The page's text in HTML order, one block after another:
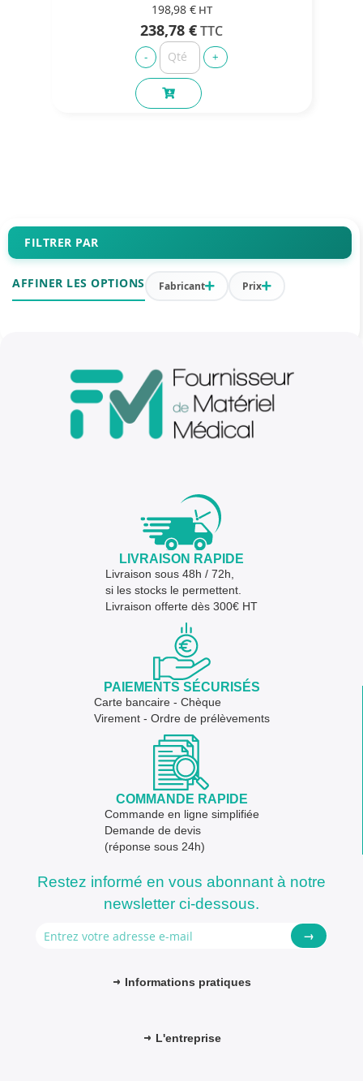
198,98 €
238,78 €
FILTRER PAR
AFFINER LES OPTIONS Fabricant Prix
LIVRAISON RAPIDE
Livraison sous 48h / 72h,
si les stocks le permettent.
Livraison offerte dès 300€ HT
PAIEMENTS SÉCURISÉS
Carte bancaire - Chèque
Virement - Ordre de prélèvements
COMMANDE RAPIDE
Commande en ligne simplifiée
Demande de devis
(réponse sous 24h)
Restez informé en vous abonnant à notre
newsletter ci-dessous.
→
Informations pratiques
L'entreprise